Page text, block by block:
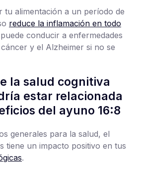
tu alimentación a un período de
reduce la inflamación en todo
conducir a enfermedades
y el Alzheimer si no se
la salud cognitiva
estar relacionada
del ayuno 16:8
generales para la salud, el
tiene un impacto positivo en tus
.